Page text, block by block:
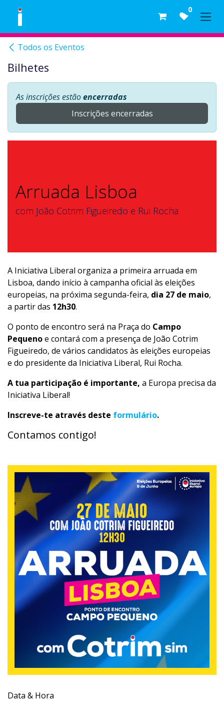
Skip to Content 0
Todos os Eventos
Bilhetes
As inscrições estãoencerradas
Inscrições encerradas
Arruada Lisboa
com João Cotrim Figueiredo e Rui Rocha
A Iniciativa Liberal organiza a primeira arruada em
Lisboa, dando início à campanha oficial às eleições
europeias, na próxima segunda-feira, dia 27 de maio,
a partir das 12h30.
O ponto de encontro será na Praça do Campo
Pequenoe contará com a presença de João Cotrim
Figueiredo, de vários candidatos às eleições europeias
e do presidente da Iniciativa Liberal, Rui Rocha.
A tua participação é importante, a Europa precisa da
Iniciativa Liberal!
Inscreve-te através deste formulário.
Contamos contigo!
Data & Hora